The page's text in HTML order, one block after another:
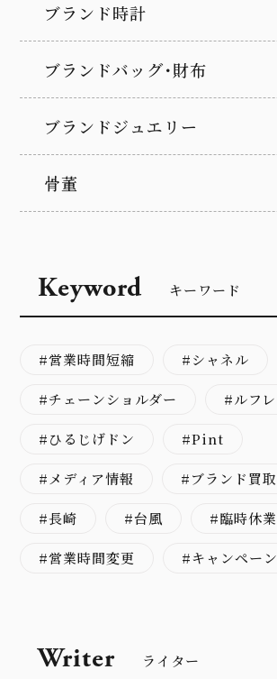
ブランド時計
ブランドバッグ･財布
ブランドジュエリー
骨董
Keyword キーワード
営業時間短縮 シャネル
チェーンショルダー ルフレ
ひるじげドン Pint
メディア情報 ブランド買取
長崎 台風 臨時休業
営業時間変更 キャンペーン
Writer ライター